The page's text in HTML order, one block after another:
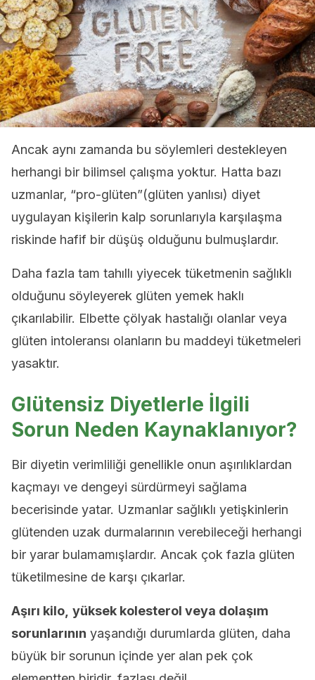
Ancak aynı zamanda bu söylemleri destekleyen
herhangi bir bilimsel çalışma yoktur. Hatta bazı
uzmanlar, “pro-glüten”(glüten yanlısı) diyet
uygulayan kişilerin kalp sorunlarıyla karşılaşma
riskinde hafif bir düşüş olduğunu bulmuşlardır.
Daha fazla tam tahıllı yiyecek tüketmenin sağlıklı
olduğunu söyleyerek glüten yemek haklı
çıkarılabilir. Elbette çölyak hastalığı olanlar veya
glüten intoleransı olanların bu maddeyi tüketmeleri
yasaktır.
Glütensiz Diyetlerle İlgili
Sorun Neden Kaynaklanıyor?
Bir diyetin verimliliği genellikle onun aşırılıklardan
kaçmayı ve dengeyi sürdürmeyi sağlama
becerisinde yatar. Uzmanlar sağlıklı yetişkinlerin
glütenden uzak durmalarının verebileceği herhangi
bir yarar bulamamışlardır. Ancak çok fazla glüten
tüketilmesine de karşı çıkarlar.
Aşırı kilo, yüksek kolesterol veya dolaşım
sorunlarının yaşandığı durumlarda glüten, daha
büyük bir sorunun içinde yer alan pek çok